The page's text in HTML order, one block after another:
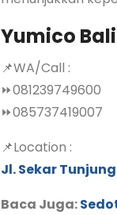
Yumico Bali
📌WA/Call :
⏩081239749600
⏩085737419007
📌Location :
Jl. Sekar
Baca Juga: